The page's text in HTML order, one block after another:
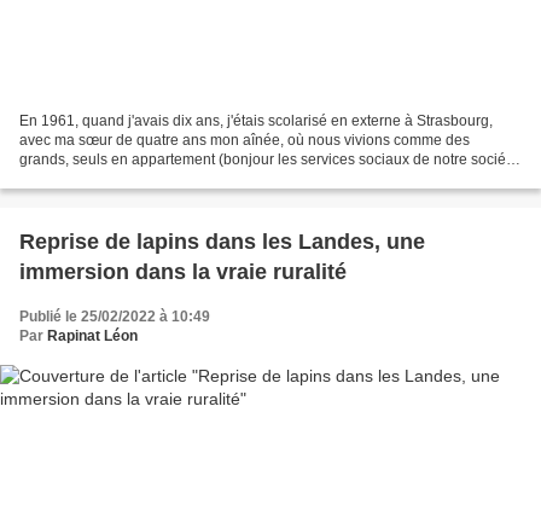
En 1961, quand j'avais dix ans, j'étais scolarisé en externe à Strasbourg,
avec ma sœur de quatre ans mon aînée, où nous vivions comme des
grands, seuls en appartement (bonjour les services sociaux de notre société
Reprise de lapins dans les Landes, une
immersion dans la vraie ruralité
Publié le 25/02/2022 à 10:49
Par Rapinat Léon